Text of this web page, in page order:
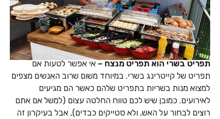
תפריט בשרי הוא תפריט מנצח –אי אפשר לטעות אם
תפריט של קייטרינג בשרי. במיוחד משום שרוב האנשים מצפים
למצוא מנות בשריות בתפריט שלהם כאשר הם מגיעים
לאירועים. כמובן שיש לכם טווח החלטה עצום (למשל אם אתם
רוצים לבחור על האש, ולא סטייקים כבדים), אבל בעיקרון זה